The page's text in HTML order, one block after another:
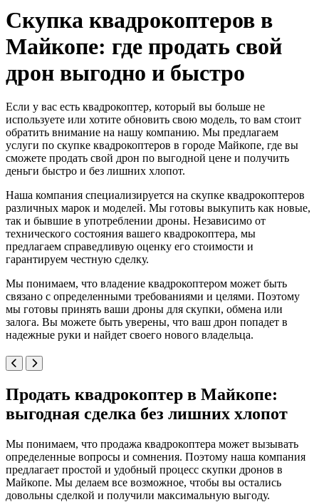
Скупка квадрокоптеров в
Майкопе: где продать свой
дрон выгодно и быстро
Если у вас есть квадрокоптер, который вы больше не
используете или хотите обновить свою модель, то вам стоит
обратить внимание на нашу компанию. Мы предлагаем
услуги по скупке квадрокоптеров в городе Майкопе, где вы
сможете продать свой дрон по выгодной цене и получить
деньги быстро и без лишних хлопот.
Наша компания специализируется на скупке квадрокоптеров
различных марок и моделей. Мы готовы выкупить как новые,
так и бывшие в употреблении дроны. Независимо от
технического состояния вашего квадрокоптера, мы
предлагаем справедливую оценку его стоимости и
гарантируем честную сделку.
Мы понимаем, что владение квадрокоптером может быть
связано с определенными требованиями и целями. Поэтому
мы готовы принять ваши дроны для скупки, обмена или
залога. Вы можете быть уверены, что ваш дрон попадет в
надежные руки и найдет своего нового владельца.
Продать квадрокоптер в Майкопе:
выгодная сделка без лишних хлопот
Мы понимаем, что продажа квадрокоптера может вызывать
определенные вопросы и сомнения. Поэтому наша компания
предлагает простой и удобный процесс скупки дронов в
Майкопе. Мы делаем все возможное, чтобы вы остались
довольны сделкой и получили максимальную выгоду.